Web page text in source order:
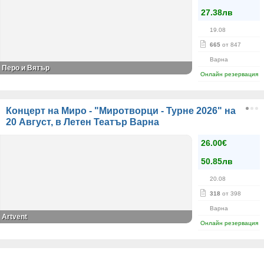
27.38лв
19.08
665 от 847
Варна
Онлайн резервация
Перо и Вятър
Концерт на Миро - "Миротворци - Турне 2026" на
20 Август, в Летен Театър Варна
26.00€
50.85лв
20.08
318 от 398
Варна
Онлайн резервация
Artvent